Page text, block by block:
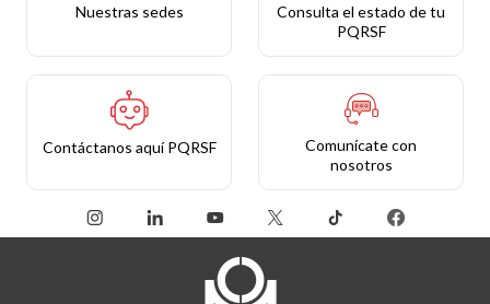
Nuestras sedes
Consulta el estado de tu
PQRSF
Contáctanos aquí PQRSF
Comunícate con
nosotros